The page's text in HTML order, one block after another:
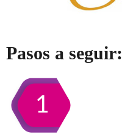
Pasos a seguir: